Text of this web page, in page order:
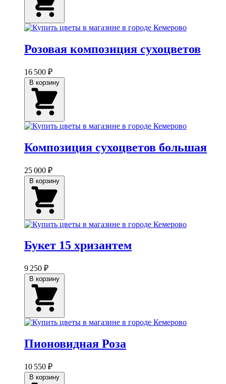
Розовая композиция сухоцветов
16 500 ₽
Композиция сухоцветов большая
25 000 ₽
Букет 15 хризантем
9 250 ₽
Пионовидная Роза
10 550 ₽